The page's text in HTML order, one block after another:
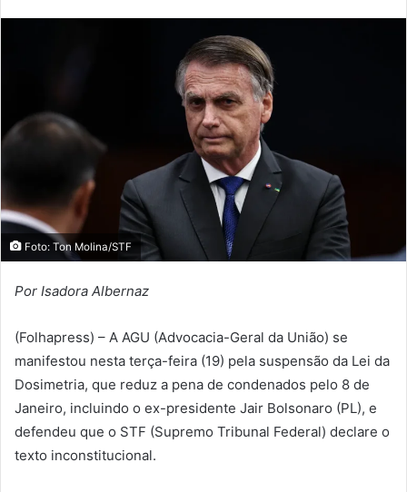
Foto: Ton Molina/STF
Por Isadora Albernaz
(Folhapress) – A AGU (Advocacia-Geral da União) se
manifestou nesta terça-feira (19) pela suspensão da Lei da
Dosimetria, que reduz a pena de condenados pelo 8 de
Janeiro, incluindo o ex-presidente Jair Bolsonaro (PL), e
defendeu que o STF (Supremo Tribunal Federal) declare o
texto inconstitucional.